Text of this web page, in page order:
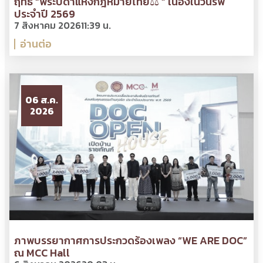
ประจำปี 2569
7 สิงหาคม 202611:39 น.
อ่านต่อ
06 ส.ค.
2026
ภาพบรรยากาศการประกวดร้องเพลง “WE ARE DOC”
ณ MCC Hall